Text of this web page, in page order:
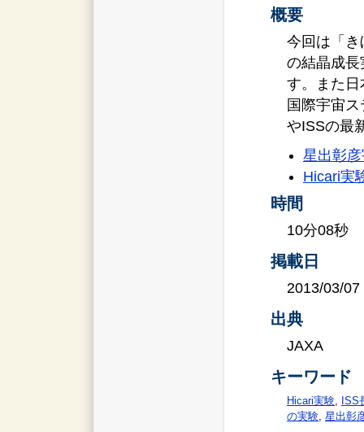
概要
今回は「
の結晶成
す。また
国際宇宙
やISSの最
星出彰
Hicari実
時間
10分08秒
掲載日
2013/03/07
出典
JAXA
キーワード
Hicari実験, ISS
の実験, 星出彰